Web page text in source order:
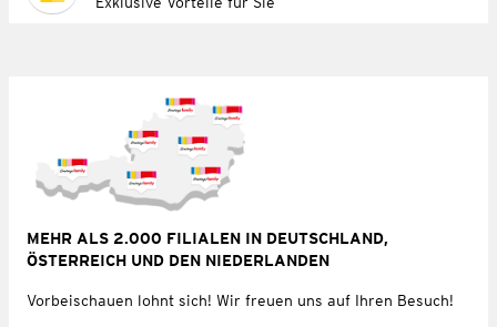
MEHR ALS 2.000 FILIALEN IN DEUTSCHLAND,
ÖSTERREICH UND DEN NIEDERLANDEN
Vorbeischauen lohnt sich! Wir freuen uns auf Ihren Besuch!